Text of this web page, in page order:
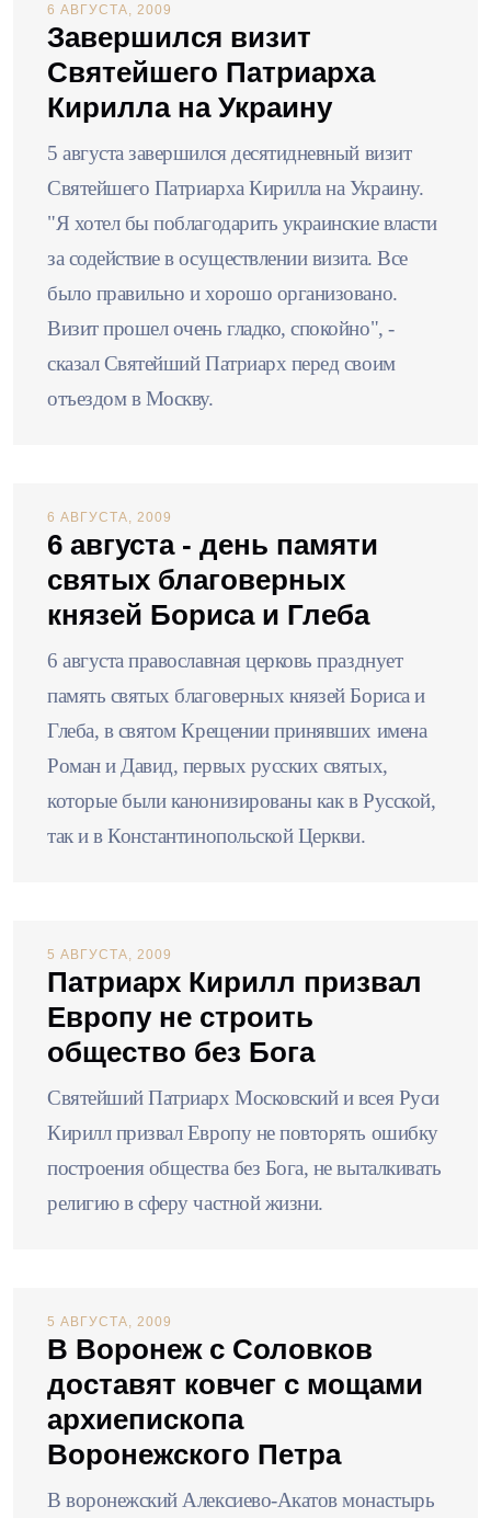
6 АВГУСТА, 2009
Завершился визит
Святейшего Патриарха
Кирилла на Украину
5 августа завершился десятидневный визит
Святейшего Патриарха Кирилла на Украину.
"Я хотел бы поблагодарить украинские власти
за содействие в осуществлении визита. Все
было правильно и хорошо организовано.
Визит прошел очень гладко, спокойно", -
сказал Святейший Патриарх перед своим
отъездом в Москву.
6 АВГУСТА, 2009
6 августа - день памяти
святых благоверных
князей Бориса и Глеба
6 августа православная церковь празднует
память святых благоверных князей Бориса и
Глеба, в святом Крещении принявших имена
Роман и Давид, первых русских святых,
которые были канонизированы как в Русской,
так и в Константинопольской Церкви.
5 АВГУСТА, 2009
Патриарх Кирилл призвал
Европу не строить
общество без Бога
Святейший Патриарх Московский и всея Руси
Кирилл призвал Европу не повторять ошибку
построения общества без Бога, не выталкивать
религию в сферу частной жизни.
5 АВГУСТА, 2009
В Воронеж с Соловков
доставят ковчег с мощами
архиепископа
Воронежского Петра
В воронежский Алексиево-Акатов монастырь